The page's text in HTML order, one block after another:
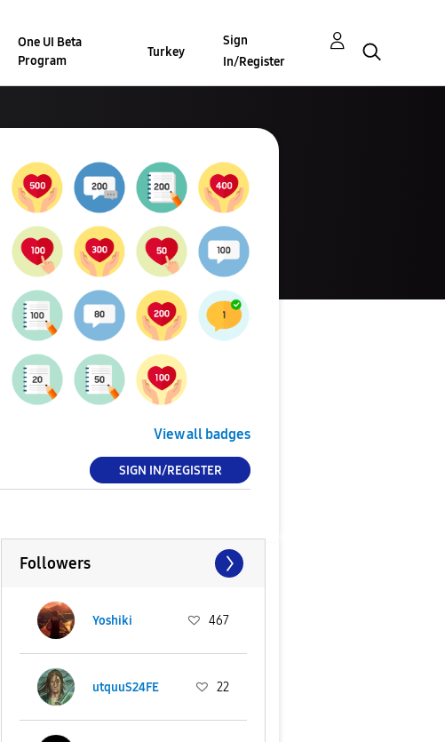
One UI Beta
Program
Turkey
Sign
In/Register
View all badges
SIGN IN/REGISTER
Followers
Yoshiki 467
utquuS24FE 22